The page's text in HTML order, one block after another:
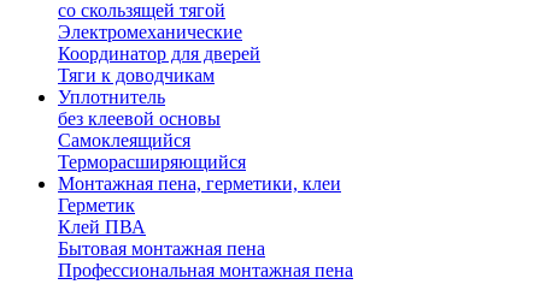
со скользящей тягой
Электромеханические
Координатор для дверей
Тяги к доводчикам
Уплотнитель
без клеевой основы
Самоклеящийся
Терморасширяющийся
Монтажная пена, герметики, клеи
Герметик
Клей ПВА
Бытовая монтажная пена
Профессиональная монтажная пена